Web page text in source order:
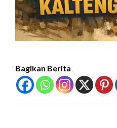
Bagikan Berita